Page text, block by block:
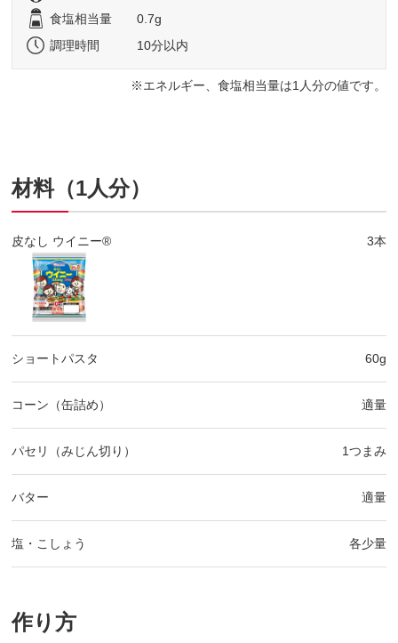
食塩相当量
0.7g
調理時間
10分以内
エネルギー、食塩相当量は1人分の値です。
材料（1人分）
皮なし ウイニー® 3本
ショートパスタ 60g
コーン（缶詰め） 適量
パセリ（みじん切り） 1つまみ
バター 適量
塩・こしょう 各少量
作り方